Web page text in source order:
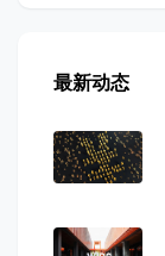
最新动态